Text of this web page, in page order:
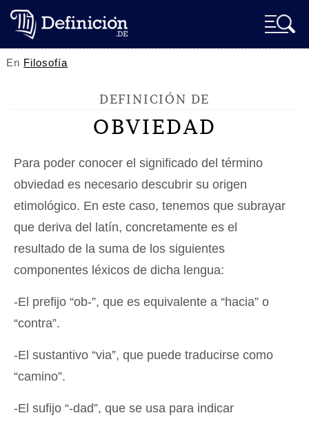
En Filosofía
DEFINICIÓN DE
OBVIEDAD
Para poder conocer el significado del término
obviedad es necesario descubrir su origen
etimológico. En este caso, tenemos que subrayar
que deriva del latín, concretamente es el
resultado de la suma de los siguientes
componentes léxicos de dicha lengua:
-El prefijo “ob-”, que es equivalente a “hacia” o
“contra”.
-El sustantivo “via”, que puede traducirse como
“camino”.
-El sufijo “-dad”, que se usa para indicar